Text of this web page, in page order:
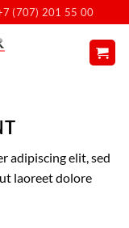
(707) 201 55 00
adipiscing elit, sed
laoreet dolore